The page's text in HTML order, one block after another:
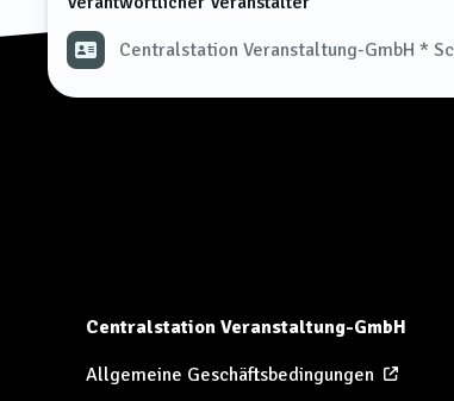
Centralstation Veranstaltung-GmbH *
Centralstation Veranstaltung-GmbH
Allgemeine Geschäftsbedingungen